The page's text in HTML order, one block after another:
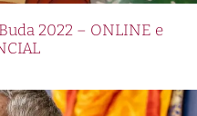
2022 – ONLINE e